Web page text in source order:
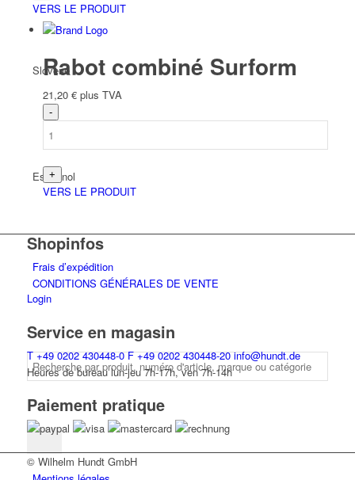
Slovène
Espagnol
Login
VERS LE PRODUIT
Rabot combiné Surform
21,20 € plus TVA
VERS LE PRODUIT
Shopinfos
Frais d’expédition
CONDITIONS GÉNÉRALES DE VENTE
Service en magasin
T+49 0202 430448-0 F+49 0202 430448-20 info@hundt.de
Heures de bureau lun-jeu 7h-17h, ven 7h-14h
Paiement pratique
© Wilhelm Hundt GmbH